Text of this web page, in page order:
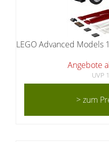
LEGO Advanced Models
Angebote
UVP
> zum